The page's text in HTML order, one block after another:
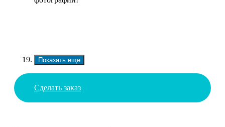
Показать еще
Сделать заказ